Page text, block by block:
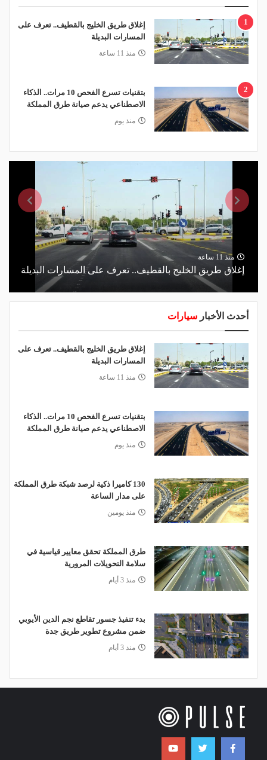
1
إغلاق طريق الخليج بالقطيف.. تعرف على
المسارات البديلة
منذ 11 ساعة
2
بتقنيات تسرع الفحص 10 مرات.. الذكاء
الاصطناعي يدعم صيانة طرق المملكة
منذ يوم
منذ 11 ساعة
إغلاق طريق الخليج بالقطيف.. تعرف على المسارات البديلة
أحدث الأخبار سيارات
إغلاق طريق الخليج بالقطيف.. تعرف على
المسارات البديلة
منذ 11 ساعة
بتقنيات تسرع الفحص 10 مرات.. الذكاء
الاصطناعي يدعم صيانة طرق المملكة
منذ يوم
130 كاميرا ذكية لرصد شبكة طرق المملكة
على مدار الساعة
منذ يومين
طرق المملكة تحقق معايير قياسية في
سلامة التحويلات المرورية
منذ 3 أيام
بدء تنفيذ جسور تقاطع نجم الدين الأيوبي
ضمن مشروع تطوير طريق جدة
منذ 3 أيام